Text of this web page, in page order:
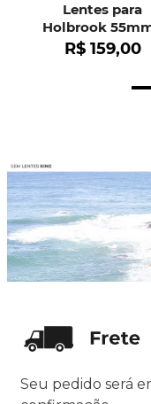
Lentes para
Holbrook
OO9102
R$ 159,00
Seu pedido será